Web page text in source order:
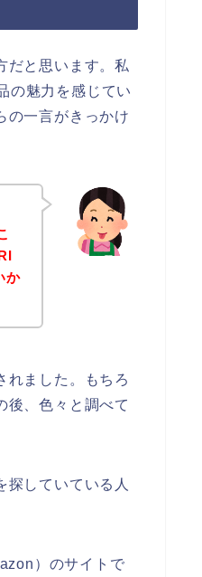
だと思います。私
の魅力を感じてい
の一言がきっかけ
か
れました。もちろ
後、色々と調べて
していている人
）のサイトで